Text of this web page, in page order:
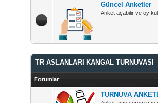
Güncel Anketler
Anket açabilir ve oy
TR ASLANLARI KANGAL TURNUVASI
Forumlar
TURNUVA